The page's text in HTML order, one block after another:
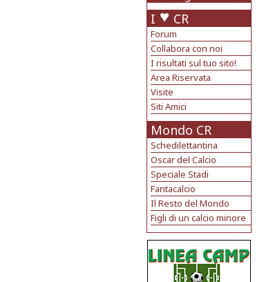
I CR
Forum
Collabora con noi
I risultati sul tuo sito!
Area Riservata
Visite
Siti Amici
Mondo CR
Schedilettantina
Oscar del Calcio
Speciale Stadi
Fantacalcio
Il Resto del Mondo
Figli di un calcio minore